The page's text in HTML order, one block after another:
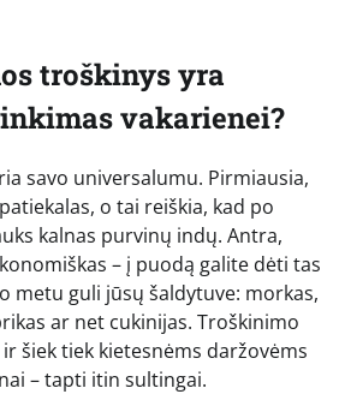
troškinys yra
vakarienei?
savo universalumu. Pirmiausia,
o tai reiškia, kad po
kalnas purvinų indų. Antra,
– į puodą galite dėti tas
metu guli jūsų šaldytuve: morkas,
ar net cukinijas. Troškinimo
šiek tiek kietesnėms daržovėms
– tapti itin sultingai.